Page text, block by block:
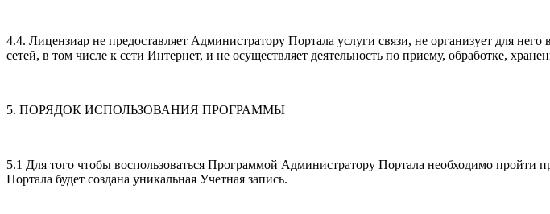
4.4. Лицензиар не предоставляет Администратору Портала услуги связи, не организует для
сетей, в том числе к сети Интернет, и не осуществляет деятельность по приему, обработке,
5. ПОРЯДОК ИСПОЛЬЗОВАНИЯ ПРОГРАММЫ
5.1 Для того чтобы воспользоваться Программой Администратору Портала необходимо пройти
Портала будет создана уникальная Учетная запись.